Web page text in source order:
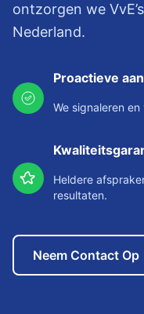
ontzorgen we
Nederland.
Proactieve
We signaleren
Heldere
resultaten.
Neem Contact Op